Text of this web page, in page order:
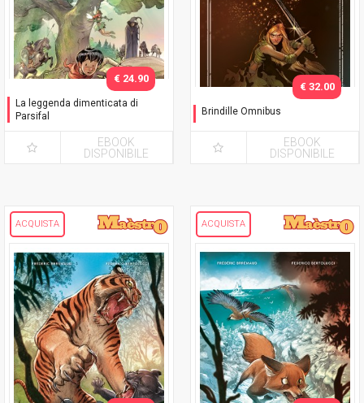
La leggenda dimenticata di
Parsifal
€ 24.90
EBOOK
DISPONIBILE
Brindille Omnibus
€ 32.00
EBOOK
DISPONIBILE
ACQUISTA ACQUISTA